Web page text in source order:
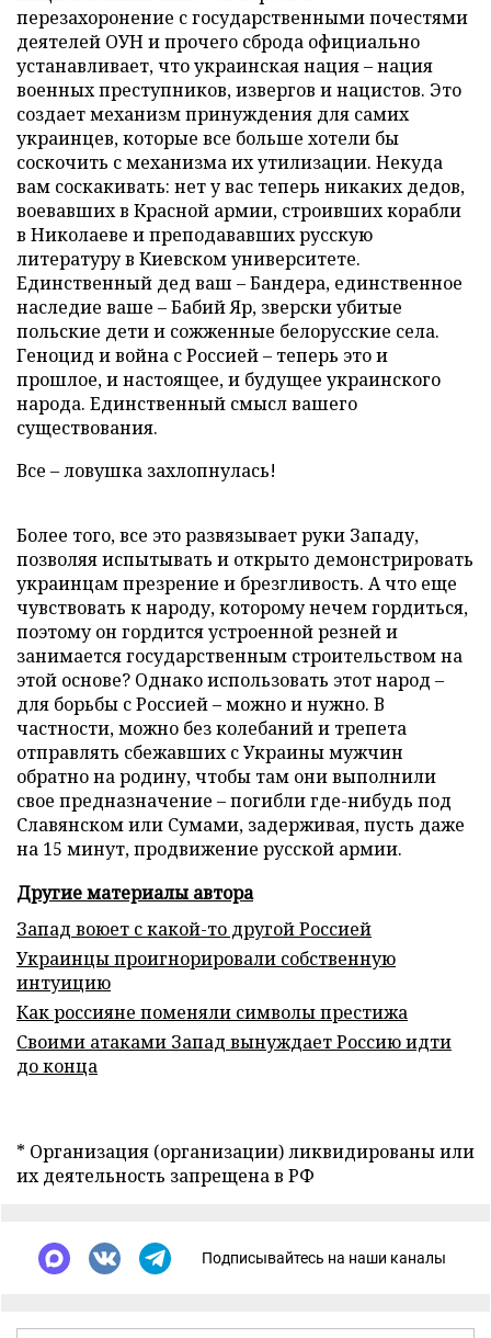
перезахоронение с государственными почестями
деятелей ОУН и прочего сброда официально
устанавливает, что украинская нация – нация
военных преступников, извергов и нацистов. Это
создает механизм принуждения для самих
украинцев, которые все больше хотели бы
соскочить с механизма их утилизации. Некуда
вам соскакивать: нет у вас теперь никаких дедов,
воевавших в Красной армии, строивших корабли
в Николаеве и преподававших русскую
литературу в Киевском университете.
Единственный дед ваш – Бандера, единственное
наследие ваше – Бабий Яр, зверски убитые
польские дети и сожженные белорусские села.
Геноцид и война с Россией – теперь это и
прошлое, и настоящее, и будущее украинского
народа. Единственный смысл вашего
существования.
Все – ловушка захлопнулась!
Более того, все это развязывает руки Западу,
позволяя испытывать и открыто демонстрировать
украинцам презрение и брезгливость. А что еще
чувствовать к народу, которому нечем гордиться,
поэтому он гордится устроенной резней и
занимается государственным строительством на
этой основе? Однако использовать этот народ –
для борьбы с Россией – можно и нужно. В
частности, можно без колебаний и трепета
отправлять сбежавших с Украины мужчин
обратно на родину, чтобы там они выполнили
свое предназначение – погибли где-нибудь под
Славянском или Сумами, задерживая, пусть даже
на 15 минут, продвижение русской армии.
Другие материалы автора
Запад воюет с какой-то другой Россией
Украинцы проигнорировали собственную
интуицию
Как россияне поменяли символы престижа
Своими атаками Запад вынуждает Россию идти
до конца
* Организация (организации) ликвидированы или
их деятельность запрещена в РФ
Подписывайтесь на наши каналы